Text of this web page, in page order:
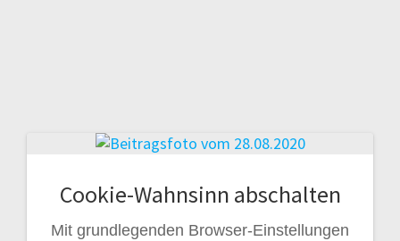
Cookie-Wahnsinn abschalten
Mit grundlegenden Browser-Einstellungen